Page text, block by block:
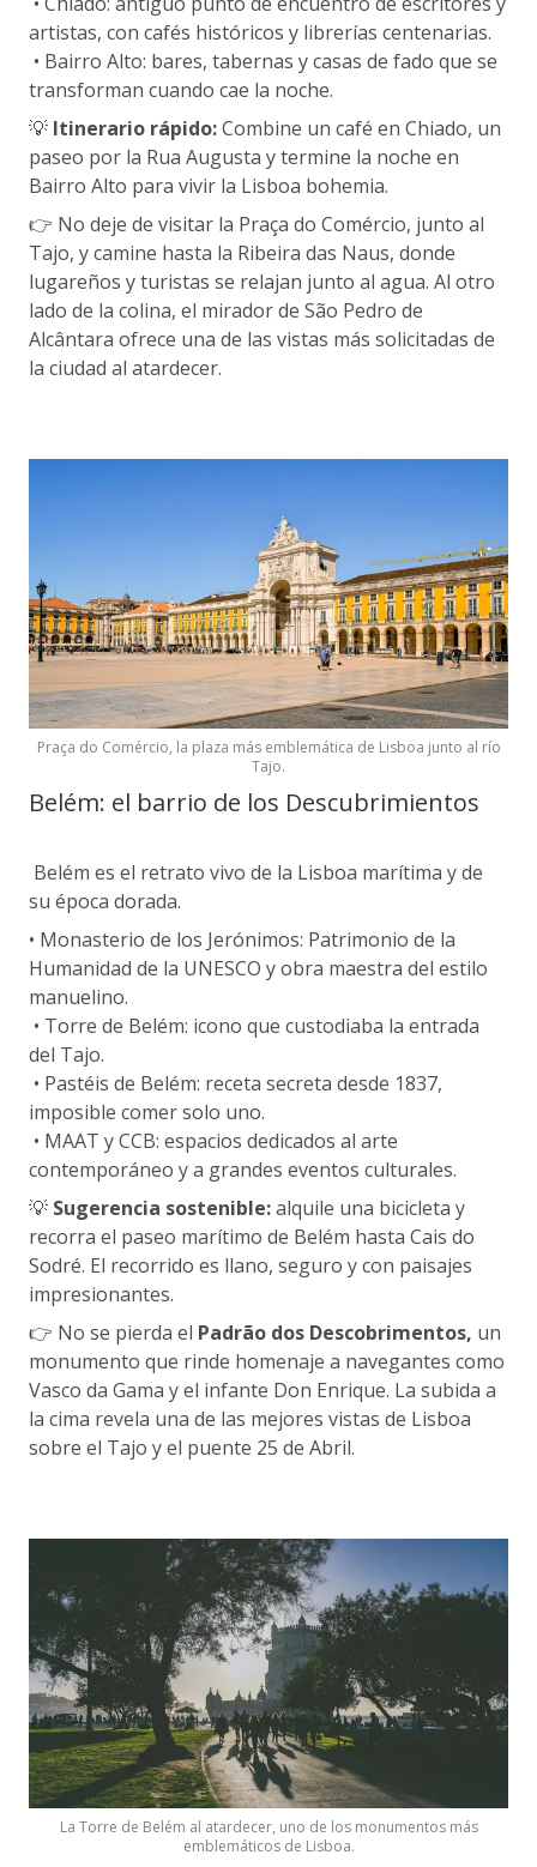
artistas, con cafés históricos y librerías centenarias.
• Bairro Alto: bares, tabernas y casas de fado que se
transforman cuando cae la noche.
💡 Itinerario rápido:Combine un café en Chiado, un
paseo por la Rua Augusta y termine la noche en
Bairro Alto para vivir la Lisboa bohemia.
👉 No deje de visitar la Praça do Comércio, junto al
Tajo, y camine hasta la Ribeira das Naus, donde
lugareños y turistas se relajan junto al agua. Al otro
lado de la colina, el mirador de São Pedro de
Alcântara ofrece una de las vistas más solicitadas de
la ciudad al atardecer.
Praça do Comércio, la plaza más emblemática de Lisboa junto al río
Tajo.
Belém: el barrio de los Descubrimientos
Belém es el retrato vivo de la Lisboa marítima y de
su época dorada.
• Monasterio de los Jerónimos: Patrimonio de la
Humanidad de la UNESCO y obra maestra del estilo
manuelino.
• Torre de Belém: icono que custodiaba la entrada
del Tajo.
• Pastéis de Belém: receta secreta desde 1837,
imposible comer solo uno.
• MAAT y CCB: espacios dedicados al arte
contemporáneo y a grandes eventos culturales.
💡 Sugerencia sostenible:alquile una bicicleta y
recorra el paseo marítimo de Belém hasta Cais do
Sodré. El recorrido es llano, seguro y con paisajes
impresionantes.
👉 No se pierda el Padrão dos Descobrimentos, un
monumento que rinde homenaje a navegantes como
Vasco da Gama y el infante Don Enrique. La subida a
la cima revela una de las mejores vistas de Lisboa
sobre el Tajo y el puente 25 de Abril.
La Torre de Belém al atardecer, uno de los monumentos más
emblemáticos de Lisboa.